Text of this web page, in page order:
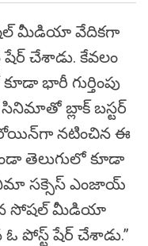
మీడియా వేదికగా
చేశాడు. కేవలం
భారీ గుర్తింపు
బ్లాక్ బస్టర్
నటించిన ఈ
తెలుగులో కూడా
సక్సెస్ ఎంజాయ్
సోషల్ మీడియా
పోస్ట్ షేర్ చేశాడు.”